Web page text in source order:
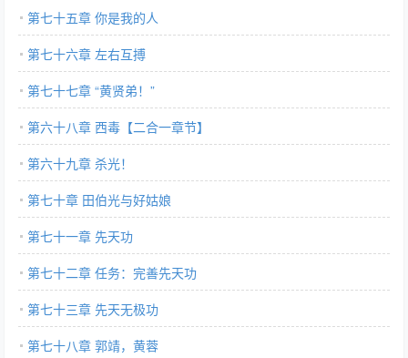
第七十五章 你是我的人
第七十六章 左右互搏
第七十七章 “黄贤弟！”
第六十八章 西毒【二合一章节】
第六十九章 杀光！
第七十章 田伯光与好姑娘
第七十一章 先天功
第七十二章 任务：完善先天功
第七十三章 先天无极功
第七十八章 郭靖，黄蓉